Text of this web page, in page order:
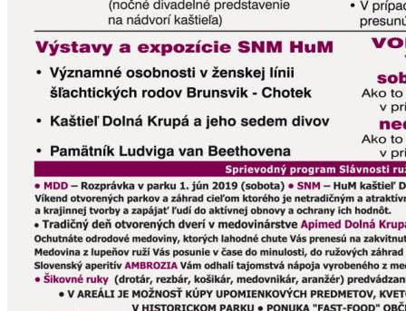
Pobyty
Gastro
Kaviarne
Víno
Kultúra a tradície
Šport a agroturistika
Školstvo
Ekonomika obchod a doprava
Prešovský kraj
Tipy
Výlet
Turistika
Cyklistika
Hrady
Podujatia
Výstava
Galéria
Folklór